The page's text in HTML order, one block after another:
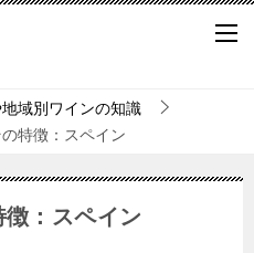
域別ワインの知識
特徴：スペイン
：スペイン